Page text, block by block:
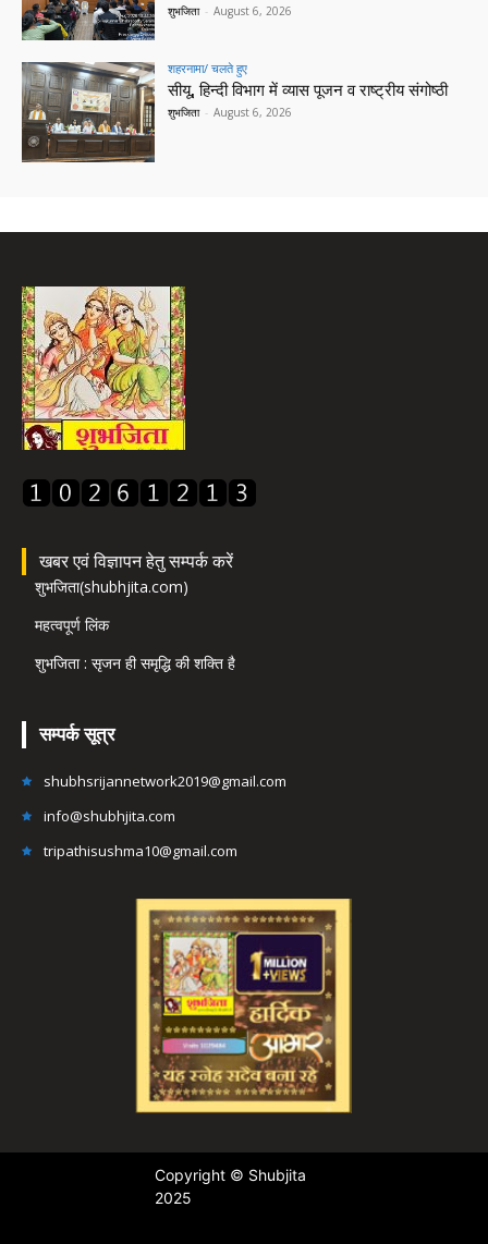
शुभजिता - August 6, 2026
शहरनामा/ चलते हुए
सीयू, हिन्दी विभाग में व्यास पूजन व राष्ट्रीय संगोष्ठी
शुभजिता - August 6, 2026
खबर एवं विज्ञापन हेतु सम्पर्क करें
शुभजिता(shubhjita.com)
महत्वपूर्ण लिंक
शुभजिता : सृजन ही समृद्धि की शक्ति है
सम्पर्क सूत्र
shubhsrijannetwork2019@gmail.com
info@shubhjita.com
tripathisushma10@gmail.com
Copyright © Shubjita
2025